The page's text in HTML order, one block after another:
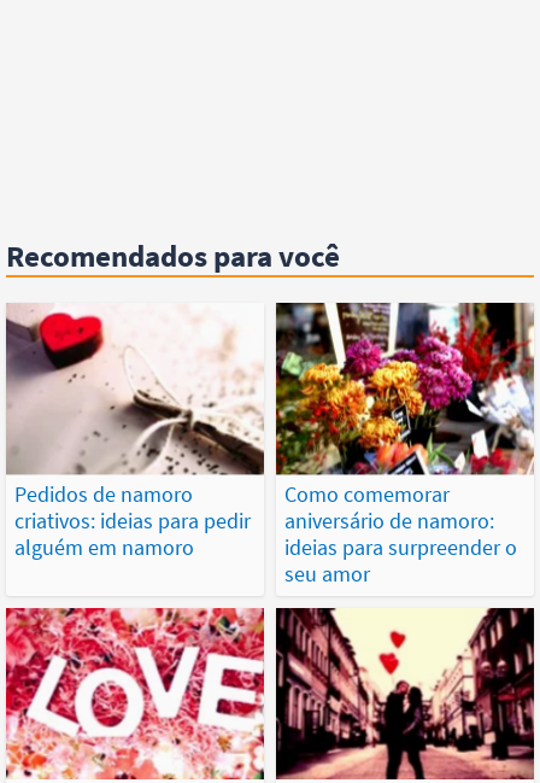
Recomendados para você
Pedidos de namoro
criativos: ideias para pedir
alguém em namoro
Como comemorar
aniversário de namoro:
ideias para surpreender o
seu amor